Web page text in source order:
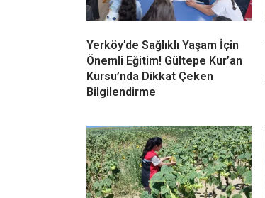
Yerköy’de Sağlıklı Yaşam İçin
Önemli Eğitim! Gültepe Kur’an
Kursu’nda Dikkat Çeken
Bilgilendirme